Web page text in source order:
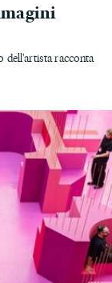
dell'artista racconta